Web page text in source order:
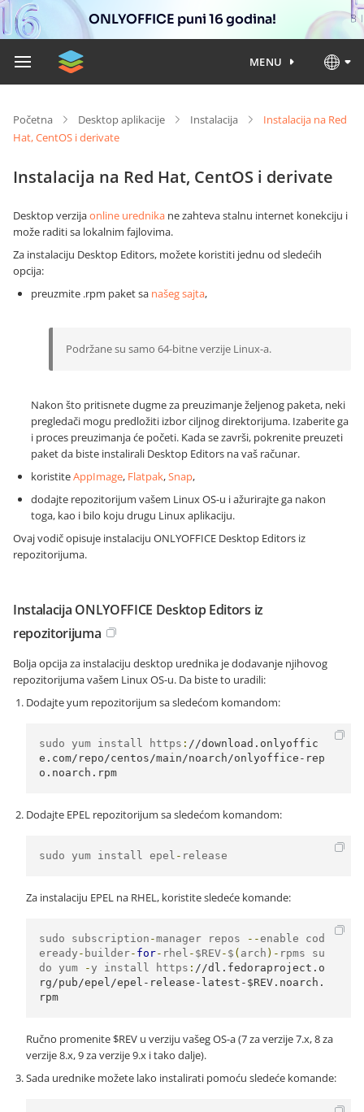
ONLYOFFICE puni 16 godina!
MENU
Početna Desktop aplikacije Instalacija
Instalacija na Red
Hat, CentOS i derivate
Instalacija na Red Hat, CentOS i derivate
Desktop verzijaonline urednika ne zahteva stalnu internet konekciju i
može raditi sa lokalnim fajlovima.
Za instalaciju Desktop Editors, možete koristiti jednu od sledećih
opcija:
preuzmite .rpm paket sa našeg sajta,
Podržane su samo 64-bitne verzije Linux-a.
Nakon što pritisnete dugme za preuzimanje željenog paketa, neki
pregledači mogu predložiti izbor ciljnog direktorijuma. Izaberite ga
i proces preuzimanja će početi. Kada se završi, pokrenite preuzeti
paket da biste instalirali Desktop Editors na vaš računar.
koristiteAppImage, Flatpak,Snap,
dodajte repozitorijum vašem Linux OS-u i ažurirajte ga nakon
toga, kao i bilo koju drugu Linux aplikaciju.
Ovaj vodič opisuje instalaciju ONLYOFFICE Desktop Editors iz
repozitorijuma.
Instalacija ONLYOFFICE Desktop Editors iz
repozitorijuma
Bolja opcija za instalaciju desktop urednika je dodavanje njihovog
repozitorijuma vašem Linux OS-u. Da biste to uradili:
Dodajte yum repozitorijum sa sledećom komandom:
sudo yum install https : //download.onlyoffic
e.com/repo/centos/main/noarch/onlyoffice-rep
o.noarch.rpm
Dodajte EPEL repozitorijum sa sledećom komandom:
sudo yum install epel - release
Za instalaciju EPEL na RHEL, koristite sledeće komande:
sudo subscription -manager repos --enable cod
eready - builder- for- rhel - $REV- $ ( arch )- rpms su
do yum
- y install https : //dl.fedoraproject.o
rg/pub/epel/epel-release-latest-$REV.noarch.
rpm
Ručno promenite $REV u verziju vašeg OS-a (7 za verzije 7.x, 8 za
verzije 8.x, 9 za verzije 9.x i tako dalje).
Sada urednike možete lako instalirati pomoću sledeće komande: